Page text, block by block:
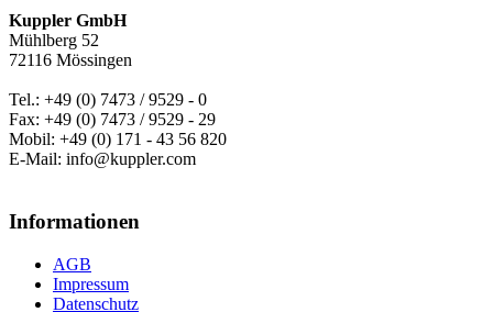
Kuppler GmbH
Mühlberg 52
72116 Mössingen
Tel.: +49 (0) 7473 / 9529 - 0
Fax: +49 (0) 7473 / 9529 - 29
Mobil: +49 (0) 171 - 43 56 820
E-Mail: info@kuppler.com
Informationen
AGB
Impressum
Datenschutz